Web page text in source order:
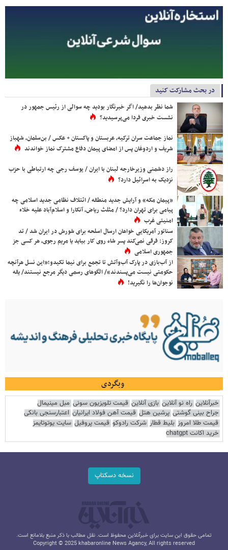
در بحث مشارکت کنید
شما نظر بدهید/ اگر خبرنگار بودید چه سوالی از رئیس جمهور در
نشست خبری فردا می‌پرسیدید؟
نماز جماعت سران ترکیه، عربستان و پاکستان + عکس / بن‌سلمان، شهباز
شریف و اردوغان پس از امضای پیمان دفاع مشترک نماز خواندند
راز دشمنی وزیرخارجه لبنان با ایران / یوسف رجی چه ارتباطی با حزب
نزدیک به اسرائیل دارد؟
«پیمان مکه» و آرایش جدید منطقه / ائتلاف نظامی جدید اسلامی چه
پیامی برای تهران دارد؟ / مثلث ریاض، آنکارا و اسلام‌آباد علیه خلاء
امنیتی غرب
سناتور آمریکایی خواهان ارسال اسلحه برای شورش در ایران شد / تد
کروز: فرقی نمی‌کند پسر شاه روی کار بیاید یا مریم رجوی، هر کسی جز
جمهوری اسلامی
از آب‌بازی در پارک آب‌وآتش تا تجمع برای نیما تکیدو؛«این نسل هرآنچه
حکومتی نیست می‌پسندند»/ الگوهای رسمی دیگر مرجع نیستند/ یقه
نوجوان‌ها را نگیرید!
وبگردی
خبرآنلاین راه نو آنلاین بازی آنلاین قیمت تلویزیون سونی مبل مینیمال
جراح بینی گوشتی پرشین هتل قیمت آهن فولاد ایرانیان اعتبارسنجی بانکی
قیمت طلا امروز بلیط قطار شرکت رادوکو قیمت پروفیل سایت یوتوتایمز
خرید اکانت chatgpt
نسخه دسکتاپ
تمامی حقوق این سایت برای خبرآنلاین محفوظ است. نقل مطالب با ذکر منبع بلامانع است.
Copyright © 2025 khabaronline News Agancy, All rights reserved